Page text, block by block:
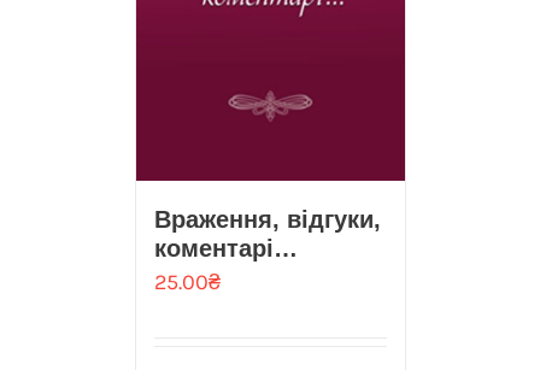
Враження, вiдгуки,
коментарi…
25.00₴